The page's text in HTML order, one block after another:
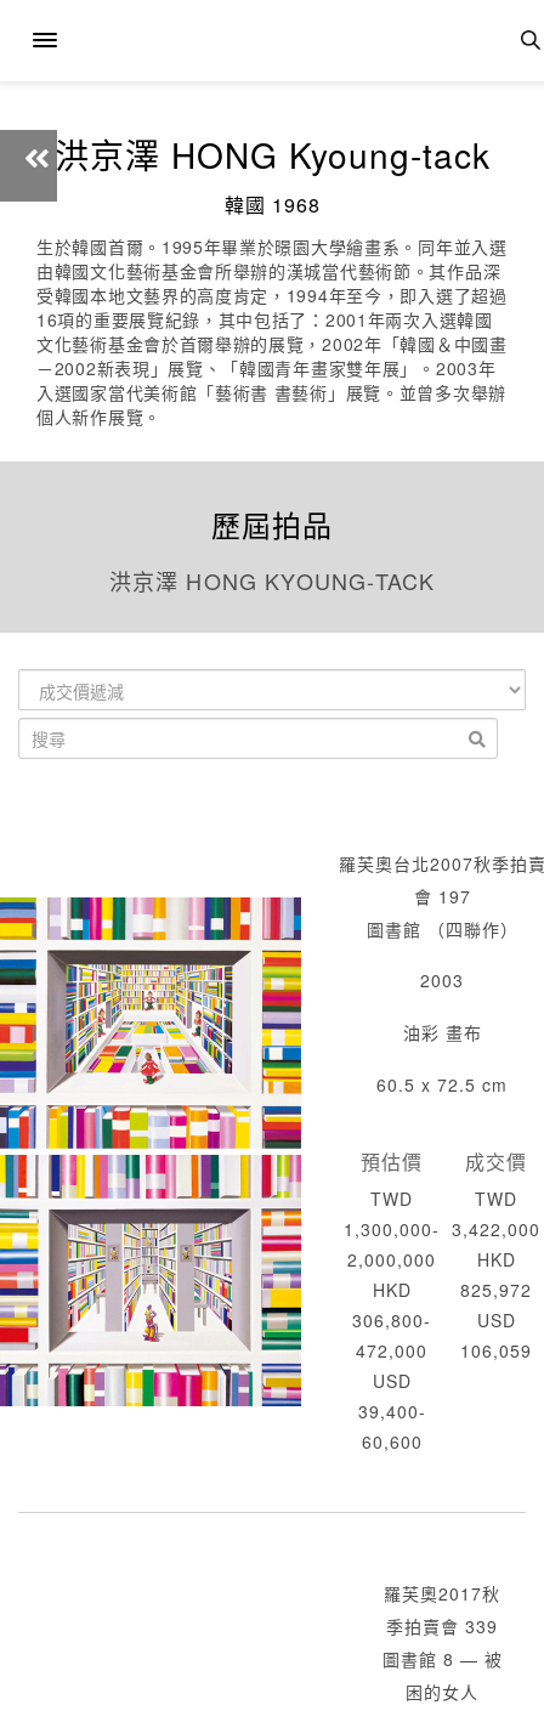
洪京澤 HONG Kyoung-tack
韓國 1968
生於韓國首爾。1995年畢業於暻園大學繪畫系。同年並入選
由韓國文化藝術基金會所舉辦的漢城當代藝術節。其作品深
受韓國本地文藝界的高度肯定，1994年至今，即入選了超過
16項的重要展覽紀錄，其中包括了：2001年兩次入選韓國
文化藝術基金會於首爾舉辦的展覽，2002年「韓國＆中國畫
－2002新表現」展覽、「韓國青年畫家雙年展」。2003年
入選國家當代美術館「藝術書 書藝術」展覽。並曾多次舉辦
個人新作展覽。
歷屆拍品
洪京澤 HONG KYOUNG-TACK
羅芙奧台北2007秋季拍
會 197
圖書館 （四聯作）
2003
油彩 畫布
60.5 x 72.5 cm
預估價
TWD
1,300,000-
2,000,000
HKD
306,800-
472,000
USD
39,400-
60,600
成交價
TWD
3,422,000
HKD
825,972
USD
106,059
羅芙奧2017秋
季拍賣會 339
圖書館 8 — 被
困的女人